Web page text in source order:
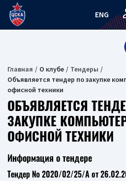
ENG
Главная О клубе
Тендеры
Объявляется тендер по закупке
офисной техники
ОБЪЯВЛЯЕТСЯ
ЗАКУПКЕ
ОФИСНОЙ ТЕХНИКИ
Информация о тендере
Тендер № 2020/02/25/A от